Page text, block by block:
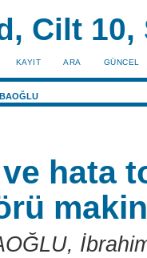
Cilt 10,
KAYIT ARA GÜNCEL
ve hata